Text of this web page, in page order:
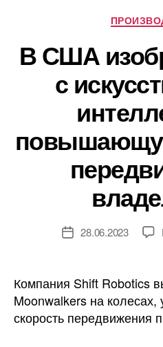
В США
с
Дата28.06.2023
Компания Shift Robotics
Moonwalkers на
скорость передвижения